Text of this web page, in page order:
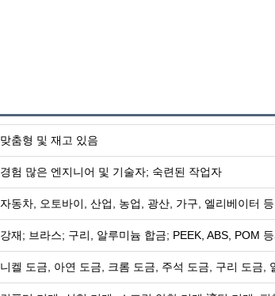
맞춤형 및 재고 있음
경험 많은 엔지니어 및 기술자; 숙련된 작업자
자동차, 오토바이, 산업, 농업, 광산, 가구, 엘리베이터 등
강재; 브라스; 구리, 알루미늄 합금; PEEK, ABS, POM
니켈 도금, 아연 도금, 크롬 도금, 주석 도금, 구리 도금